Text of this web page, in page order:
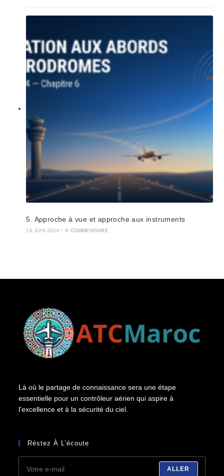
5. Approche à vue et approche aux instruments
19 JUIN 2026 / 0 COMMENTAIRE
Là où le partage de connaissance sera une étape
essentielle pour un contrôleur aérien qui aspire à
l'excellence et à la sécurité du ciel.
Réstez À L’écoute
ALLER